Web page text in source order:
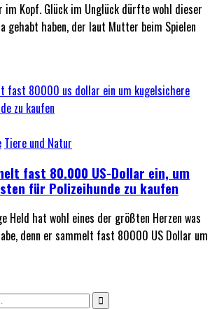
Kopf. Glück im Unglück dürfte wohl dieser
gehabt haben, der laut Mutter beim Spielen
Tiere und Natur
fast 80.000 US-Dollar ein, um
für Polizeihunde zu kaufen
Held hat wohl eines der größten Herzen was
denn er sammelt fast 80000 US Dollar um